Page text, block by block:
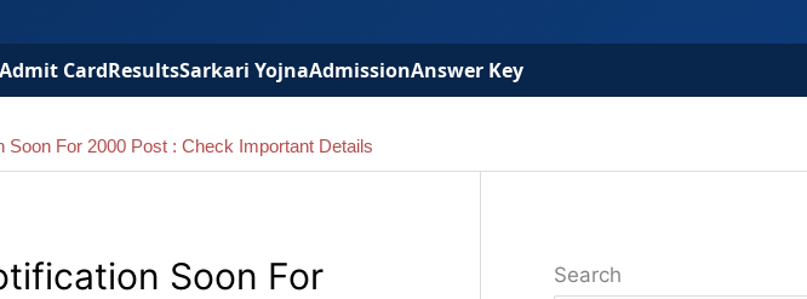
CardResultsSarkari YojnaAdmissionAnswer Key
For 2000 Post : Check Important Details
Soon For
Search